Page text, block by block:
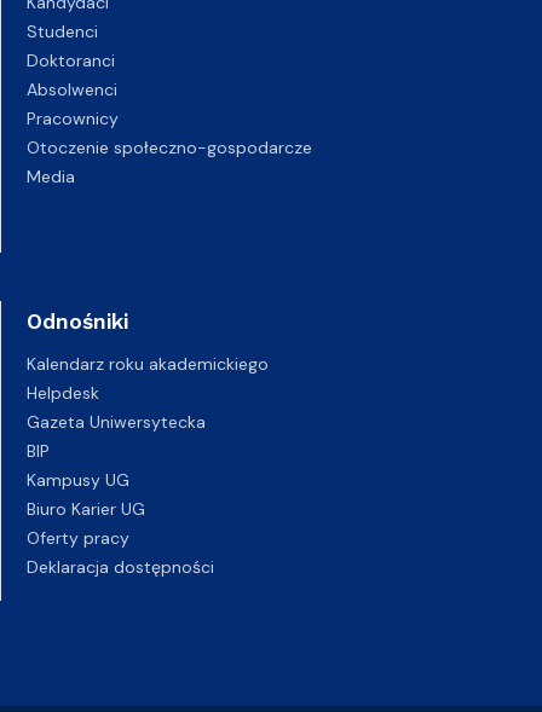
Studenci
Doktoranci
Absolwenci
Pracownicy
Otoczenie społeczno-gospodarcze
Media
Odnośniki
Kalendarz roku akademickiego
Helpdesk
Gazeta Uniwersytecka
BIP
Kampusy UG
Biuro Karier UG
Oferty pracy
Deklaracja dostępności